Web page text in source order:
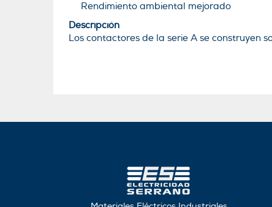
Rendimiento ambiental mejorado
Descripción
Los contactores de la serie A se construyen